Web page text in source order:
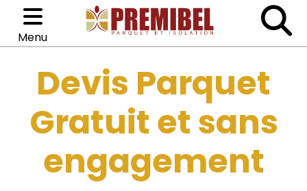
Menu
Catégories
Isolation
Colle
Accessoires
Devis Parquet
Gratuit et sans
engagement